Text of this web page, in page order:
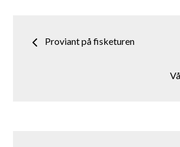
Proviant på fisketuren